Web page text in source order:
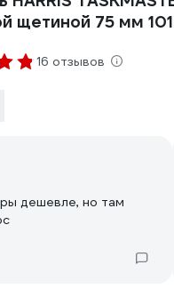
щетиной 75 мм
16 отзывов
дешевле, но там